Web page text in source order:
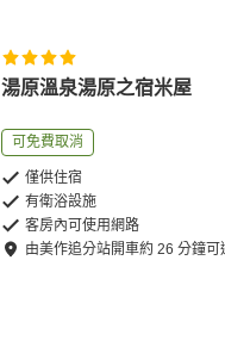
湯原溫泉湯原之宿米屋
可免費取消
僅供住宿
有衛浴設施
客房內可使用網路
由美作追分站開車約26 分鐘可